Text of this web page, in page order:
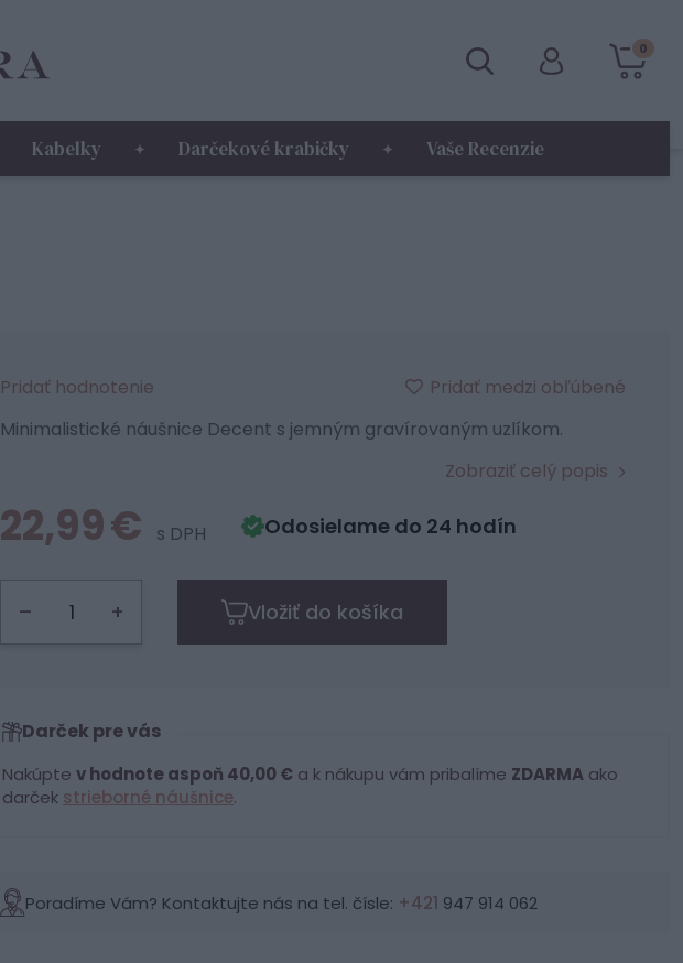
0
Kabelky Darčekové krabičky Vaše Recenzie
Pridať hodnotenie
Pridať medzi obľúbené
Minimalistické náušnice Decent s jemným gravírovaným uzlíkom.
Zobraziť celý popis
22,99 € s DPH Odosielame do 24 hodín
– + Vložiť do košíka
Darček pre vás
Nakúpte v hodnote aspoň 40,00 € a k nákupu vám pribalíme ZDARMA ako
darček strieborné náušnice.
Poradíme Vám? Kontaktujte nás na tel. čísle: +421 947 914 062